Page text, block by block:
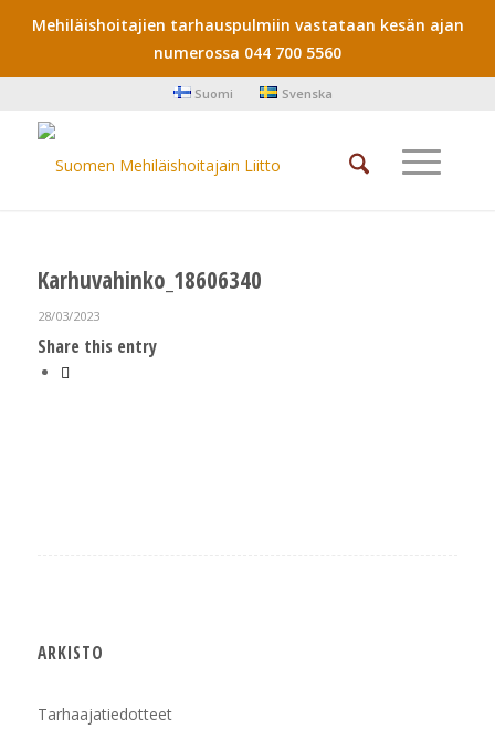
Mehiläishoitajien tarhauspulmiin vastataan kesän ajan
numerossa 044 700 5560
Suomi Svenska
Karhuvahinko_18606340
28/03/2023
Share this entry
ARKISTO
Tarhaajatiedotteet